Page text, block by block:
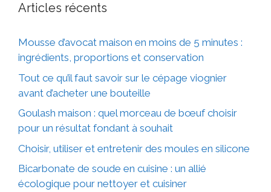
Articles récents
Mousse d’avocat maison en moins de 5 minutes :
ingrédients, proportions et conservation
Tout ce qu’il faut savoir sur le cépage viognier
avant d’acheter une bouteille
Goulash maison : quel morceau de bœuf choisir
pour un résultat fondant à souhait
Choisir, utiliser et entretenir des moules en silicone
Bicarbonate de soude en cuisine : un allié
écologique pour nettoyer et cuisiner